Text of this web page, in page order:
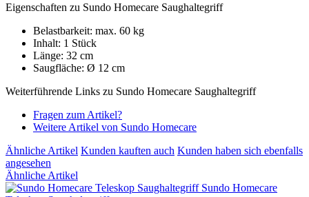
Eigenschaften zu Sundo Homecare Saughaltegriff
Belastbarkeit: max. 60 kg
Inhalt: 1 Stück
Länge: 32 cm
Saugfläche: Ø 12 cm
Weiterführende Links zu Sundo Homecare Saughaltegriff
Fragen zum Artikel?
Weitere Artikel von Sundo Homecare
Ähnliche Artikel Kunden kauften auch Kunden haben sich ebenfalls
angesehen
Ähnliche Artikel
Sundo Homecare